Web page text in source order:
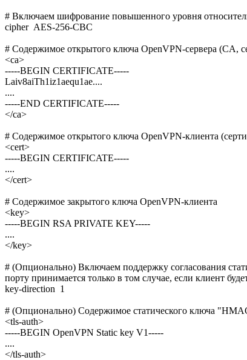
# Включаем шифрование повышенного уровня
cipher AES-256-CBC
# Содержимое открытого ключа OpenVPN-сервера (CA,
<ca>
-----BEGIN CERTIFICATE-----
Laiv8aiTh1iz1aequ1ae....
....
-----END CERTIFICATE-----
</ca>
# Содержимое открытого ключа OpenVPN-клиента
<cert>
-----BEGIN CERTIFICATE-----
....
</cert>
# Содержимое закрытого ключа OpenVPN-клиента
<key>
-----BEGIN RSA PRIVATE KEY-----
....
</key>
# (Опционально) Включаем поддержку согласования
порту принимается только в том случае, если клиент
key-direction 1
# (Опционально) Содержимое статического ключа
<tls-auth>
-----BEGIN OpenVPN Static key V1-----
....
</tls-auth>